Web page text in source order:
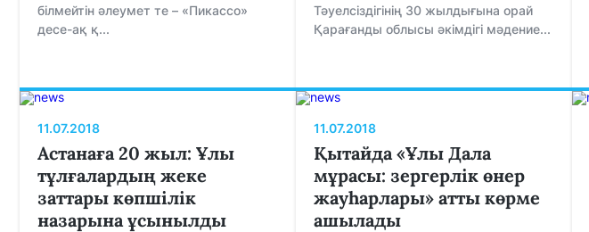
білмейтін әлеумет те – «Пикассо»
десе-ақ қ...
Тәуелсіздігінің 30 жылдығына орай
Қарағанды облысы әкімдігі мәдение...
11.07.2018
Астанаға 20 жыл: Ұлы
тұлғалардың жеке
заттары көпшілік
назарына ұсынылды
11.07.2018
Қытайда «Ұлы Дала
мұрасы: зергерлік өнер
жауһарлары» атты көрме
ашылады